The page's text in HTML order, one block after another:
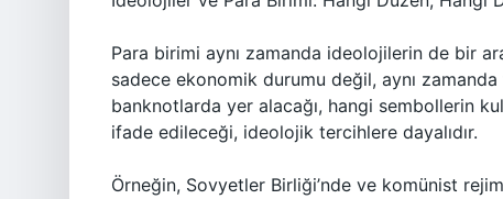
Para birimi aynı zamanda ideolojilerin de bir
sadece ekonomik durumu değil, aynı
banknotlarda yer alacağı, hangi sembollerin
ifade edileceği, ideolojik tercihlere dayalıdır.
Örneğin, Sovyetler Birliği’nde ve komünist